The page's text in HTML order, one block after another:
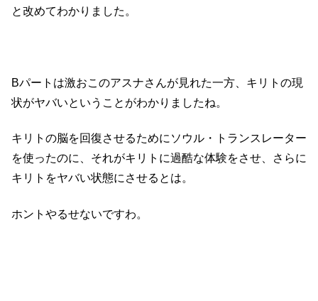
と改めてわかりました。
Bパートは激おこのアスナさんが見れた一方、キリトの現
状がヤバいということがわかりましたね。
キリトの脳を回復させるためにソウル・トランスレーター
を使ったのに、それがキリトに過酷な体験をさせ、さらに
キリトをヤバい状態にさせるとは。
ホントやるせないですわ。